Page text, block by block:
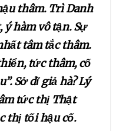
041
044
047
050
thâm. Trì Danh
hàm vô tận. Sự
tâm tắc thâm.
tức thâm, cố
Sở dĩ giả hà? Lý
tức thị Thật
thị tối hậu cố.